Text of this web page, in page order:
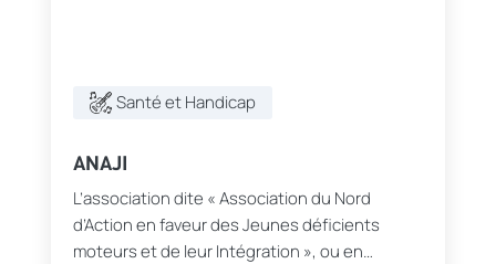
Santé et Handicap
ANAJI
L’association dite « Association du Nord
d’Action en faveur des Jeunes déficients
moteurs et de leur Intégration », ou en